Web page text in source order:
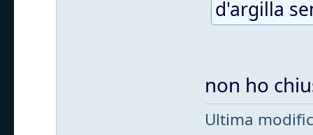
d'argilla
non ho
Ultima